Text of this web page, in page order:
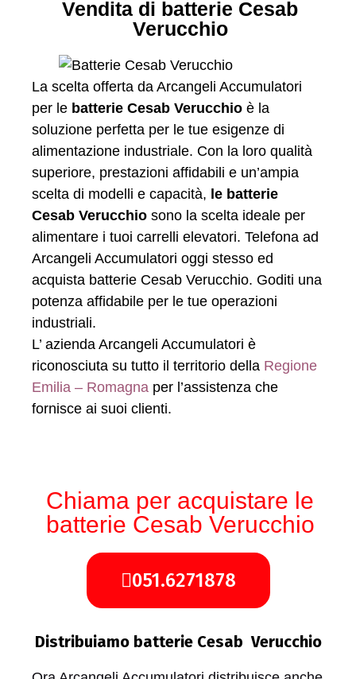
Vendita di batterie Cesab
Verucchio
La scelta offerta da Arcangeli Accumulatori
per le batterie Cesab Verucchio è la
soluzione perfetta per le tue esigenze di
alimentazione industriale. Con la loro qualità
superiore, prestazioni affidabili e un’ampia
scelta di modelli e capacità, le batterie
Cesab Verucchio sono la scelta ideale per
alimentare i tuoi carrelli elevatori. Telefona ad
Arcangeli Accumulatori oggi stesso ed
acquista batterie Cesab Verucchio. Goditi una
potenza affidabile per le tue operazioni
industriali.
L’ azienda Arcangeli Accumulatori è
riconosciuta su tutto il territorio della Regione
Emilia – Romagna per l’assistenza che
fornisce ai suoi clienti.
Chiama per acquistare le
batterie Cesab Verucchio
051.6271878
Distribuiamo batterie Cesab Verucchio